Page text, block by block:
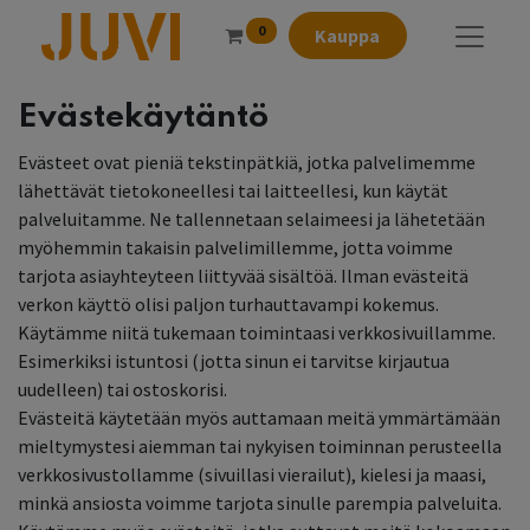
0 Kauppa
Evästekäytäntö
Evästeet ovat pieniä tekstinpätkiä, jotka palvelimemme
lähettävät tietokoneellesi tai laitteellesi, kun käytät
palveluitamme. Ne tallennetaan selaimeesi ja lähetetään
myöhemmin takaisin palvelimillemme, jotta voimme
tarjota asiayhteyteen liittyvää sisältöä. Ilman evästeitä
verkon käyttö olisi paljon turhauttavampi kokemus.
Käytämme niitä tukemaan toimintaasi verkkosivuillamme.
Esimerkiksi istuntosi (jotta sinun ei tarvitse kirjautua
uudelleen) tai ostoskorisi.
Evästeitä käytetään myös auttamaan meitä ymmärtämään
mieltymystesi aiemman tai nykyisen toiminnan perusteella
verkkosivustollamme (sivuillasi vierailut), kielesi ja maasi,
minkä ansiosta voimme tarjota sinulle parempia palveluita.